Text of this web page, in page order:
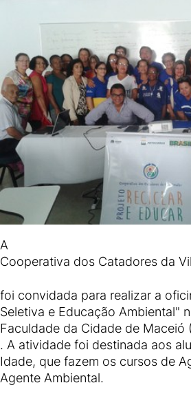
A
Cooperativa dos Catadores da
foi convidada para realizar a
Seletiva e Educação Ambiental"
Faculdade da Cidade de Maceió
. A atividade foi destinada aos
Idade, que fazem os cursos de
Agente Ambiental.